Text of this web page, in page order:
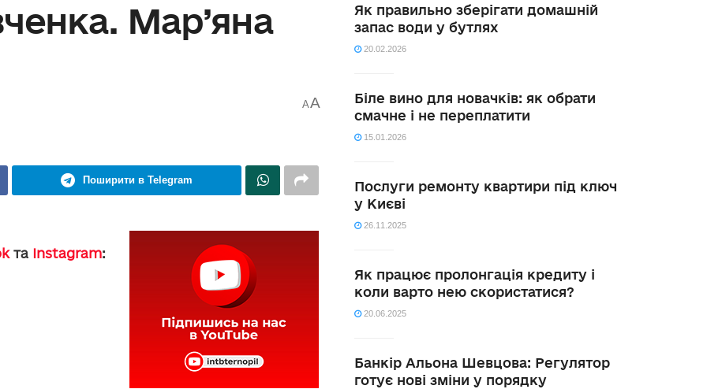
Мар’яна
AA
Поширити в Telegram
та Instagram:
Як правильно зберігати домашній
запас води у бутлях
20.02.2026
Біле вино для новачків: як обрати
смачне і не переплатити
15.01.2026
Послуги ремонту квартири під ключ
у Києві
26.11.2025
Як працює пролонгація кредиту і
коли варто нею скористатися?
20.06.2025
Банкір Альона Шевцова: Регулятор
готує нові зміни у порядку